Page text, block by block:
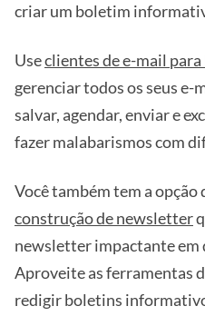
criar um boletim
Useclientes de e-mail
gerenciar todos os seus e-
salvar, agendar, enviar e
fazer malabarismos com
Você também tem a
construção de newsletter
newsletter impactante em
Aproveite as ferramentas
redigir boletins